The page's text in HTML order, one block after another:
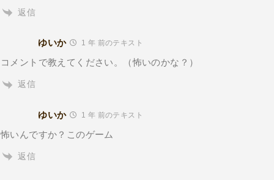
返信
ゆいか 1 年 前のテキスト
コメントで教えてください。（怖いのかな？）
返信
ゆいか 1 年 前のテキスト
怖いんですか？このゲーム
返信